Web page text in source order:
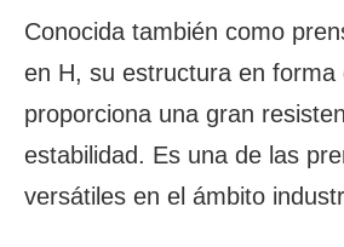
Conocida también como
en H, su estructura en forma
proporciona una gran
estabilidad. Es una de las
versátiles en el ámbito